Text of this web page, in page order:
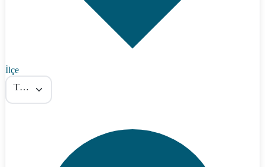
İlçe
Tümü